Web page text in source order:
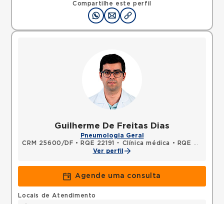
Compartilhe este perfil
Guilherme De Freitas Dias
Pneumologia Geral
CRM 25600/DF • RQE 22191 - Clínica médica •
RQE 25493 - Pneumologia
Ver perfil
Agende uma consulta
Locais de Atendimento